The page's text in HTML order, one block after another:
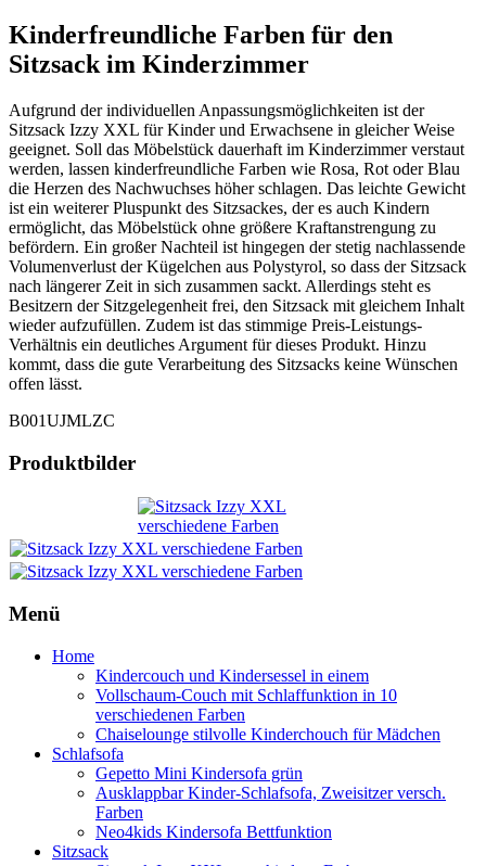
Kinderfreundliche Farben für den
Sitzsack im Kinderzimmer
Aufgrund der individuellen Anpassungsmöglichkeiten ist der
Sitzsack Izzy XXL für Kinder und Erwachsene in gleicher Weise
geeignet. Soll das Möbelstück dauerhaft im Kinderzimmer verstaut
werden, lassen kinderfreundliche Farben wie Rosa, Rot oder Blau
die Herzen des Nachwuchses höher schlagen. Das leichte Gewicht
ist ein weiterer Pluspunkt des Sitzsackes, der es auch Kindern
ermöglicht, das Möbelstück ohne größere Kraftanstrengung zu
befördern. Ein großer Nachteil ist hingegen der stetig nachlassende
Volumenverlust der Kügelchen aus Polystyrol, so dass der Sitzsack
nach längerer Zeit in sich zusammen sackt. Allerdings steht es
Besitzern der Sitzgelegenheit frei, den Sitzsack mit gleichem Inhalt
wieder aufzufüllen. Zudem ist das stimmige Preis-Leistungs-
Verhältnis ein deutliches Argument für dieses Produkt. Hinzu
kommt, dass die gute Verarbeitung des Sitzsacks keine Wünschen
offen lässt.
B001UJMLZC
Produktbilder
Menü
Home
Kindercouch und Kindersessel in einem
Vollschaum-Couch mit Schlaffunktion in 10
verschiedenen Farben
Chaiselounge stilvolle Kinderchouch für Mädchen
Schlafsofa
Gepetto Mini Kindersofa grün
Ausklappbar Kinder-Schlafsofa, Zweisitzer versch.
Farben
Neo4kids Kindersofa Bettfunktion
Sitzsack